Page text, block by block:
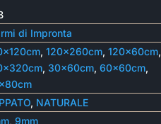
di Impronta
, 120x260cm, 120x60cm,
, 30x60cm, 60x60cm,
, NATURALE
, 9mm